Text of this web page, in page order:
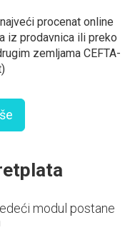
procenat online
iz prodavnica ili preko
zemljama CEFTA-
modul postane